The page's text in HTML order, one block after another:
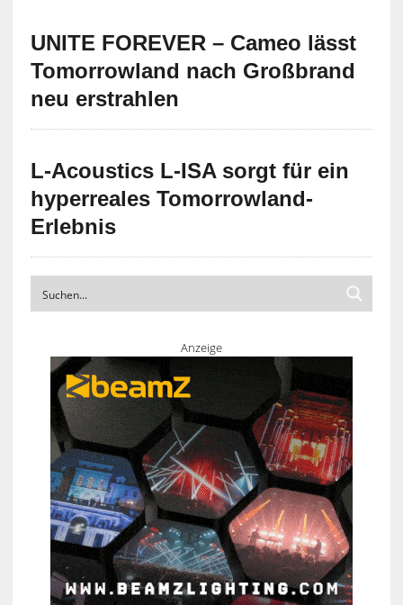
UNITE FOREVER – Cameo lässt
Tomorrowland nach Großbrand
neu erstrahlen
L-Acoustics L-ISA sorgt für ein
hyperreales Tomorrowland-
Erlebnis
Anzeige